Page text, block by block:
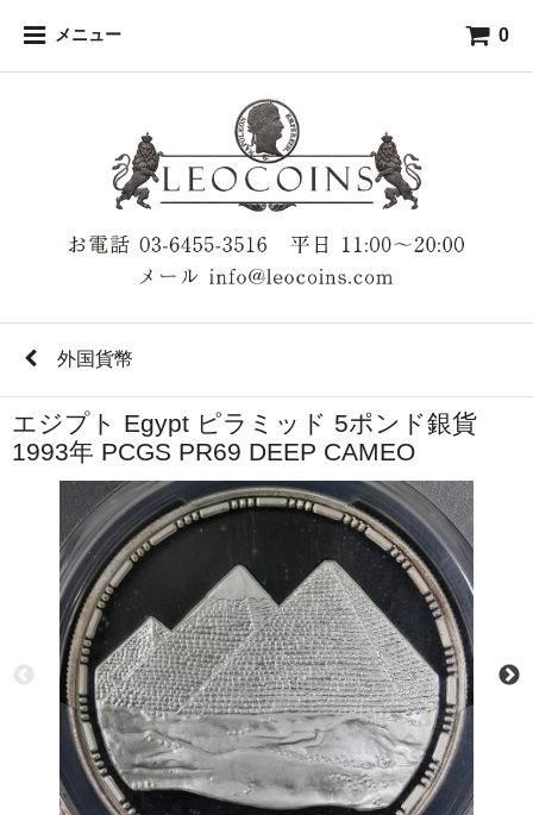
メニュー 0
外国貨幣
エジプト Egypt ピラミッド 5ポンド銀貨
1993年 PCGS PR69 DEEP CAMEO